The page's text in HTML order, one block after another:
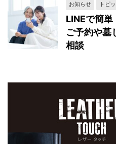
お知らせ トピ
LINEで簡
ご予約や墓
相談